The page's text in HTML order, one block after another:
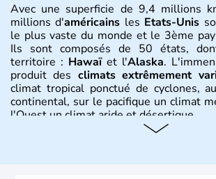
Avec une superficie de 9,4 millions
millions d'américains les Etats-Unis
le plus vaste du monde et le 3ème
Ils sont composés de 50 états,
territoire : Hawaïet l'Alaska.
produit des climats extrêmement
climat tropical ponctué de cyclones,
continental, sur le pacifique un climat
l'Ouest un climat aride et désertique.